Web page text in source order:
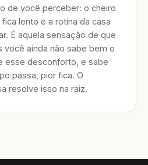
de você perceber: o cheiro
lento e a rotina da casa
É aquela sensação de que
você ainda não sabe bem o
esse desconforto, e sabe
passa, pior fica. O
resolve isso na raiz.